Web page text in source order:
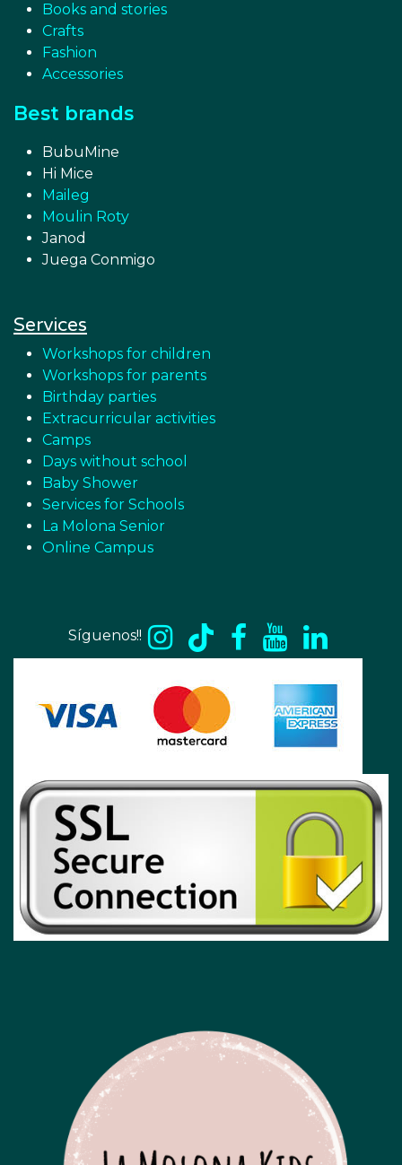
Books and stories
Crafts
Fashion
Accessories
Best brands
BubuMine
Hi Mice
Maileg
Moulin Roty
Janod
Juega Conmigo
Services
Workshops for children
Workshops for parents
Birthday parties
Extracurricular activities
Camps
Days without school
Baby Shower
Services for Schools
La Molona Senior
Online Campus
Síguenos!!